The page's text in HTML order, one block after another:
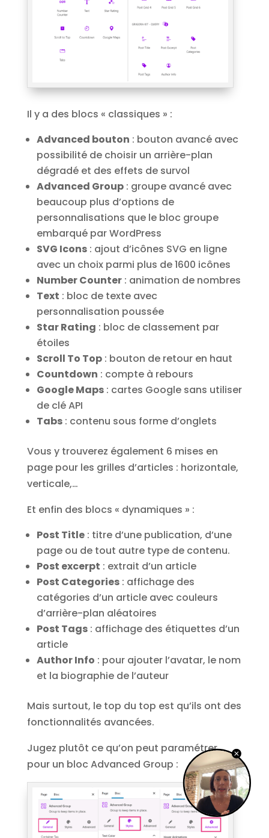
Il y a des blocs « classiques » :
Advanced bouton : bouton avancé avec
possibilité de choisir un arrière-plan
dégradé et des effets de survol
Advanced Group: groupe avancé avec
beaucoup plus d’options de
personnalisations que le bloc groupe
embarqué par WordPress
SVG Icons: ajout d’icônes SVG en ligne
avec un choix parmi plus de 1600 icônes
Number Counter: animation de nombres
Text : bloc de texte avec
personnalisation poussée
Star Rating : bloc de classement par
étoiles
Scroll To Top: bouton de retour en haut
Countdown : compte à rebours
Google Maps: cartes Google sans utiliser
de clé API
Tabs: contenu sous forme d’onglets
Vous y trouverez également 6 mises en
page pour les grilles d’articles : horizontale,
verticale,…
Et enfin des blocs « dynamiques » :
Post Title: titre d’une publication, d’une
page ou de tout autre type de contenu.
Post excerpt : extrait d’un article
Post Categories: affichage des
catégories d’un article avec couleurs
d’arrière-plan aléatoires
Post Tags: affichage des étiquettes d’un
article
Author Info : pour ajouter l’avatar, le nom
et la biographie de l’auteur
Mais surtout, le top du top est qu’ils ont des
fonctionnalités avancées.
Jugez plutôt ce qu’on peut paramétrer
pour un bloc Advanced Group :